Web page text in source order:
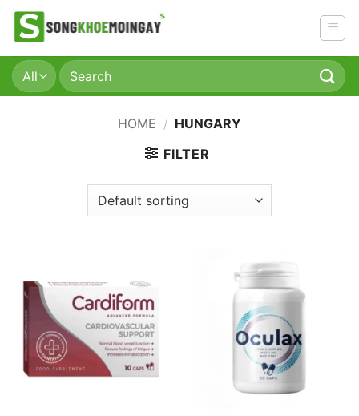
Skip
Search
for:
HOME / HUNGARY
FILTER